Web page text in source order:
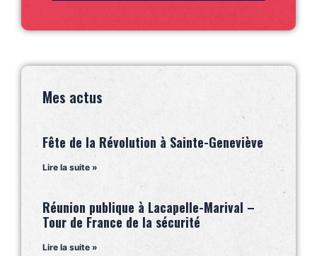
Mes actus
Fête de la Révolution à Sainte-Geneviève
Lire la suite »
Réunion publique à Lacapelle-Marival –
Tour de France de la sécurité
Lire la suite »